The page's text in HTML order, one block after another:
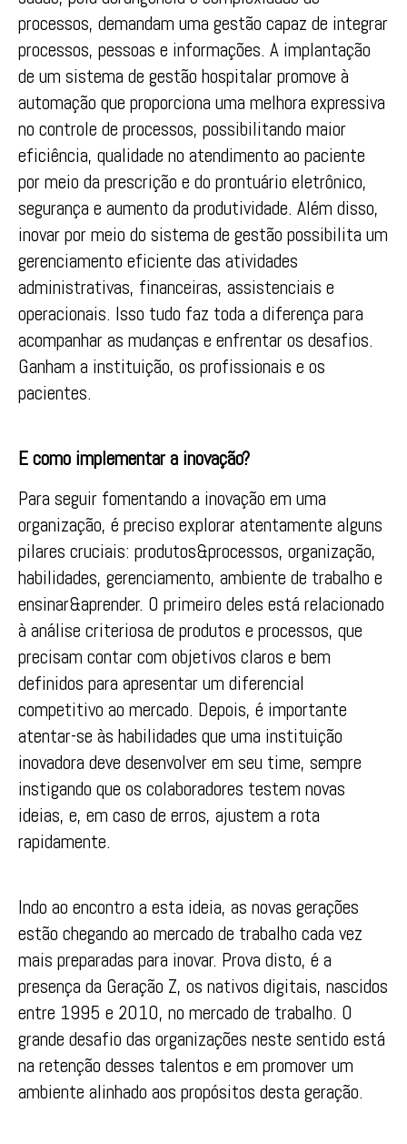
processos, demandam uma gestão capaz de integrar
processos, pessoas e informações. A implantação
de um sistema de gestão hospitalar promove à
automação que proporciona uma melhora expressiva
no controle de processos, possibilitando maior
eficiência, qualidade no atendimento ao paciente
por meio da prescrição e do prontuário eletrônico,
segurança e aumento da produtividade. Além disso,
inovar por meio do sistema de gestão possibilita um
gerenciamento eficiente das atividades
administrativas, financeiras, assistenciais e
operacionais. Isso tudo faz toda a diferença para
acompanhar as mudanças e enfrentar os desafios.
Ganham a instituição, os profissionais e os
pacientes.
E como implementar a inovação?
Para seguir fomentando a inovação em uma
organização, é preciso explorar atentamente alguns
pilares cruciais: produtos&processos, organização,
habilidades, gerenciamento, ambiente de trabalho e
ensinar&aprender. O primeiro deles está relacionado
à análise criteriosa de produtos e processos, que
precisam contar com objetivos claros e bem
definidos para apresentar um diferencial
competitivo ao mercado. Depois, é importante
atentar-se às habilidades que uma instituição
inovadora deve desenvolver em seu time, sempre
instigando que os colaboradores testem novas
ideias, e, em caso de erros, ajustem a rota
rapidamente.
Indo ao encontro a esta ideia, as novas gerações
estão chegando ao mercado de trabalho cada vez
mais preparadas para inovar. Prova disto, é a
presença da Geração Z, os nativos digitais, nascidos
entre 1995 e 2010, no mercado de trabalho. O
grande desafio das organizações neste sentido está
na retenção desses talentos e em promover um
ambiente alinhado aos propósitos desta geração.